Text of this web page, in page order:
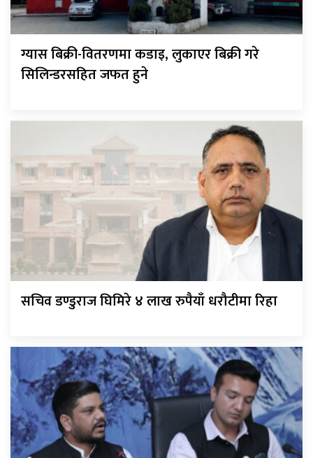
ग्यास बिक्री-वितरणमा कडाइ, लुकाएर बिक्री गरे
सिलिन्डरसहित जफत हुने
सचिव डण्डुराज घिमिरे ४ लाख रुपैयाँ धरौटीमा रिहा